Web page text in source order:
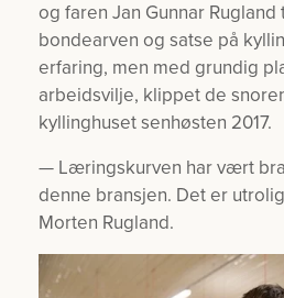
og faren Jan Gunnar Rugland
bondearven og satse på
erfaring, men med grundig
arbeidsvilje, klippet de
kyllinghuset senhøsten 2017.
— Læringskurven har vært
denne bransjen. Det er
Morten Rugland.